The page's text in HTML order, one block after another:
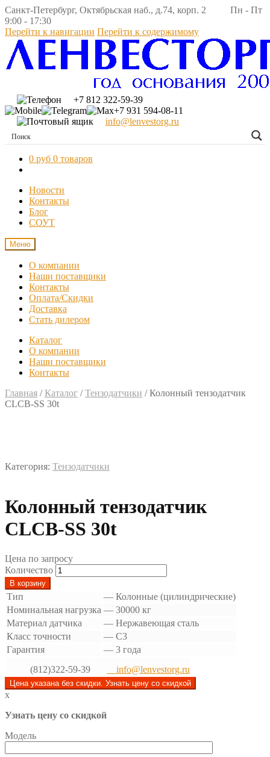
Санкт-Петербург, Октябрьская наб., д.74, корп. 2 Пн - Пт
9:00 - 17:30
Перейти к навигации Перейти к содержимому
+7 812 322-59-39
+7 931 594-08-11
info@lenvestorg.ru
0 руб 0 товаров
Новости
Контакты
Блог
СОУТ
Меню
О компании
Наши поставщики
Контакты
Оплата/Скидки
Доставка
Стать дилером
Каталог
О компании
Наши поставщики
Контакты
Главная / Каталог /Тензодатчики /Колонный тензодатчик
CLCB-SS 30t
Категория: Тензодатчики
Колонный тензодатчик
CLCB-SS 30t
Цена по запросу
Количество
В корзину
Тип — Колонные (цилиндрические)
Номинальная нагрузка — 30000 кг
Материал датчика
— Нержавеющая сталь
Класс точности
— C3
Гарантия
— 3 года
(812)322-59-39
info@lenvestorg.ru
Цена указана без скидки. Узнать цену со скидкой
x
Узнать цену со скидкой
Модель